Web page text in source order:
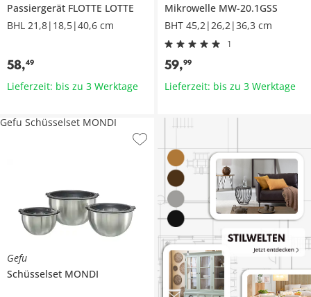
Passiergerät FLOTTE LOTTE
BHL 21,8|18,5|40,6 cm
58,49
Lieferzeit: bis zu 3 Werktage
Mikrowelle MW-20.1GSS
BHT 45,2|26,2|36,3 cm
1
59,99
Lieferzeit: bis zu 3 Werktage
Gefu
Schüsselset MONDI
Gefu Schüsselset MONDI